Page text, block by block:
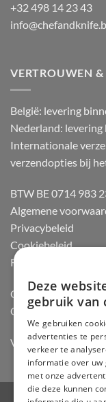
+32 498 14 23 43
VERTROUWEN
België: levering
Nederland: levering
Internationale
verzendopties bij
BTW BE 0714 983
Algemene
Privacybeleid
Cookiebeleid
Retourneren
Officiële dealer van
Officiële advisor en
Vertrouwd door
Deze
gebruik van
We gebruiken
advertenties te
verkeer te
informatie over uw
met onze
die deze kunnen